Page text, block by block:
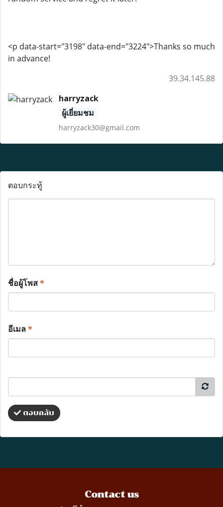
<p data-start="3198" data-end="3224">Thanks so much
in advance!
39.34.145.88
harryzack
ผู้เยี่ยมชม
harryzack30@gmail.com
ตอบกระทู้
ชื่อผู้โพส*
อีเมล*
ตอบกลับ
Contact us